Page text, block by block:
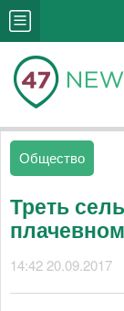
Общество
Треть
14:42 20.09.2017